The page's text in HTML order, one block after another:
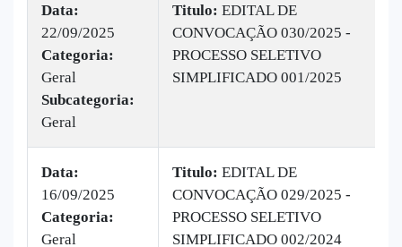
Data:
22/09/2025
Categoria:
Geral
Subcategoria:
Geral
Titulo: EDITAL DE
CONVOCAÇÃO 030/2025 -
PROCESSO SELETIVO
SIMPLIFICADO 001/2025
Data:
16/09/2025
Categoria:
Geral
Titulo: EDITAL DE
CONVOCAÇÃO 029/2025 -
PROCESSO SELETIVO
SIMPLIFICADO 002/2024